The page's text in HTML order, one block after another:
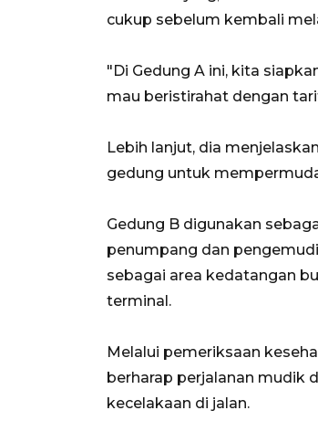
cukup sebelum kembali
"Di Gedung A ini, kita
mau beristirahat dengan
Lebih lanjut, dia
gedung untuk
Gedung B digunakan
penumpang dan
sebagai area kedatangan
terminal.
Melalui pemeriksaan
berharap perjalanan mudik
kecelakaan di jalan.